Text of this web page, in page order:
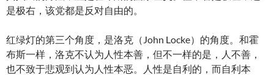
是极右，该党都是反对自由的。
红绿灯的第三个角度，是洛克（John Locke）的角度。和霍
布斯一样，洛克不认为人性本善，但不一样的是，人不善，
也不致于悲观到认为人性本恶。人性是自利的，而自利本